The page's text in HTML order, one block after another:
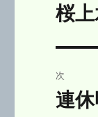
稿
ゲ
前
投
稿:
桜
次
次
連